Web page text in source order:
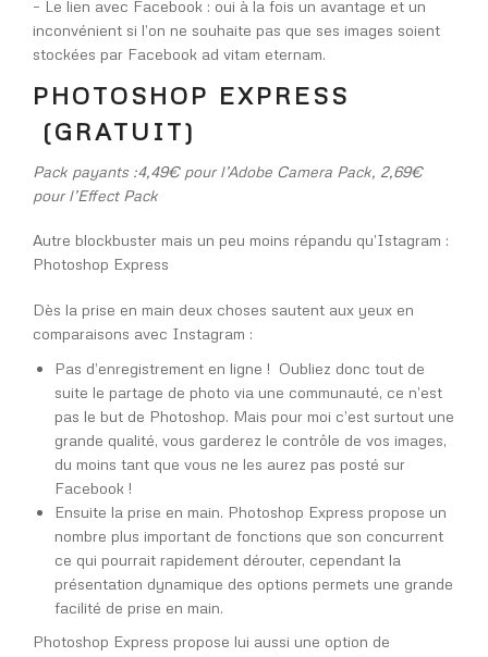
– Le lien avec Facebook : oui à la fois un avantage et un
inconvénient si l’on ne souhaite pas que ses images soient
stockées par Facebook ad vitam eternam.
PHOTOSHOP EXPRESS
(GRATUIT)
Pack payants :4,49€ pour l’Adobe Camera Pack, 2,69€
pour l’Effect Pack
Autre blockbuster mais un peu moins répandu qu’Istagram :
Photoshop Express
Dès la prise en main deux choses sautent aux yeux en
comparaisons avec Instagram :
Pas d’enregistrement en ligne ! Oubliez donc tout de
suite le partage de photo via une communauté, ce n’est
pas le but de Photoshop. Mais pour moi c’est surtout une
grande qualité, vous garderez le contrôle de vos images,
du moins tant que vous ne les aurez pas posté sur
Facebook !
Ensuite la prise en main. Photoshop Express propose un
nombre plus important de fonctions que son concurrent
ce qui pourrait rapidement dérouter, cependant la
présentation dynamique des options permets une grande
facilité de prise en main.
Photoshop Express propose lui aussi une option de